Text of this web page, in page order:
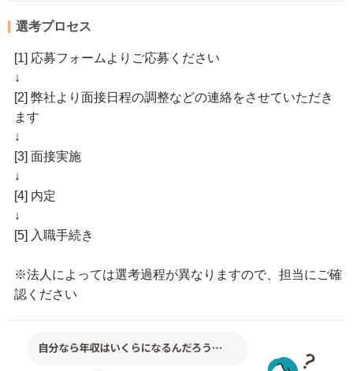
選考プロセス
[1] 応募フォームよりご応募ください
↓
[2] 弊社より面接日程の調整などの連絡をさせていただき
ます
↓
[3] 面接実施
↓
[4] 内定
↓
[5] 入職手続き
※法人によっては選考過程が異なりますので、担当にご確
認ください